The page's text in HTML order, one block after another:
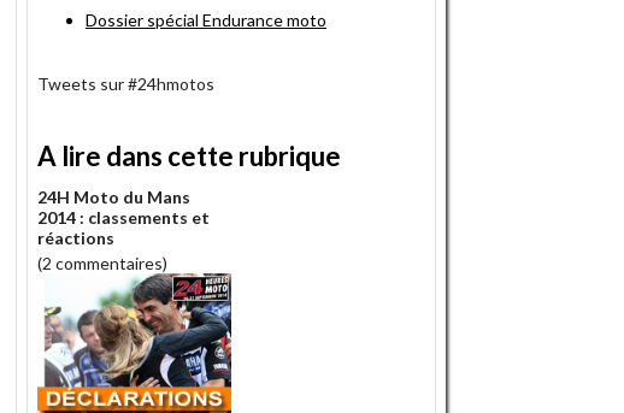
Dossier spécial Endurance moto
Tweets sur #24hmotos
A lire dans cette rubrique
24H Moto du Mans
2014 : classements et
réactions
(2 commentaires)